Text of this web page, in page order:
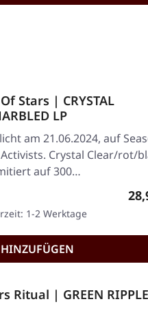
Stars | CRYSTAL
LP
am 21.06.2024, auf
Crystal Clear/rot/
auf 300…
1-2 Werktage
HINZUFÜGEN
Ritual | GREEN